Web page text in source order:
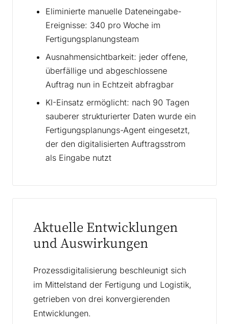
Eliminierte manuelle Dateneingabe-
Ereignisse: 340 pro Woche im
Fertigungsplanungsteam
Ausnahmensichtbarkeit: jeder offene,
überfällige und abgeschlossene
Auftrag nun in Echtzeit abfragbar
KI-Einsatz ermöglicht: nach 90 Tagen
sauberer strukturierter Daten wurde ein
Fertigungsplanungs-Agent eingesetzt,
der den digitalisierten Auftragsstrom
als Eingabe nutzt
Aktuelle Entwicklungen
und Auswirkungen
Prozessdigitalisierung beschleunigt sich
im Mittelstand der Fertigung und Logistik,
getrieben von drei konvergierenden
Entwicklungen.